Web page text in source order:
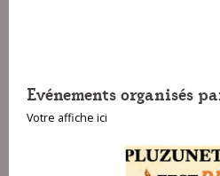
Evénements organisés
Votre affiche ici